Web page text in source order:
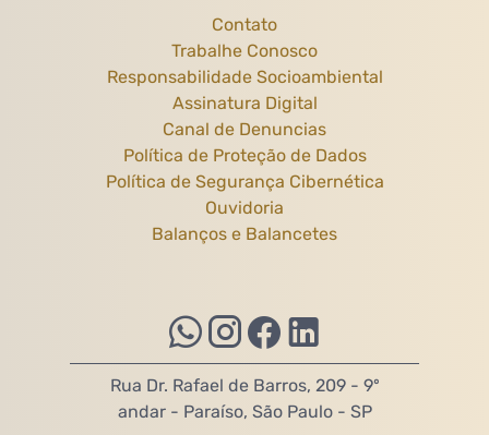
Contato
Trabalhe Conosco
Responsabilidade Socioambiental
Assinatura Digital
Canal de Denuncias
Política de Proteção de Dados
Política de Segurança Cibernética
Ouvidoria
Balanços e Balancetes
Rua Dr. Rafael de Barros, 209 - 9º
andar - Paraíso, São Paulo - SP